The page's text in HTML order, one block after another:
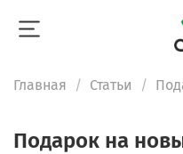
Главная Статьи
Подарок на